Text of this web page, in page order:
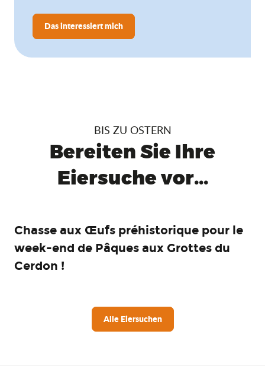
Das interessiert mich
BIS ZU OSTERN
Bereiten Sie Ihre
Eiersuche vor...
Chasse aux Œufs préhistorique pour le
week-end de Pâques aux Grottes du
Cerdon !
Alle Eiersuchen